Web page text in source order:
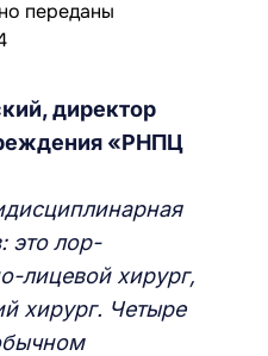
директор
«РНПЦ
это лор-
лицевой хирург,
хирург. Четыре